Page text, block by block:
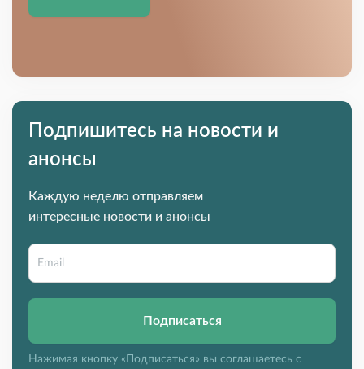
Подпишитесь на новости и
анонсы
Каждую неделю отправляем
интересные новости и анонсы
Подписаться
Нажимая кнопку «Подписаться» вы соглашаетесь с